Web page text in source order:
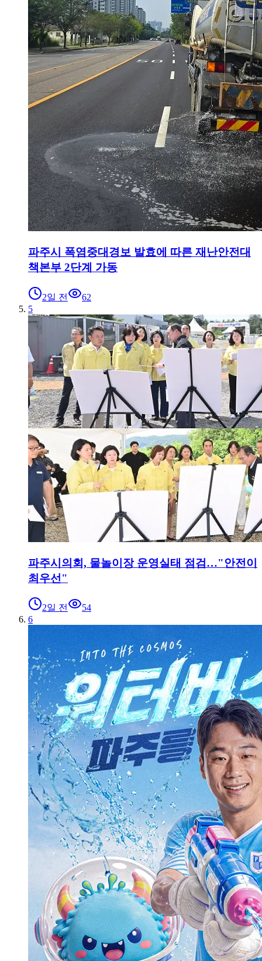
파주시 폭염중대경보 발효에 따른 재난안전대
책본부 2단계 가동
2일 전
62
5
파주시의회, 물놀이장 운영실태 점검…"안전이
최우선"
2일 전
54
6